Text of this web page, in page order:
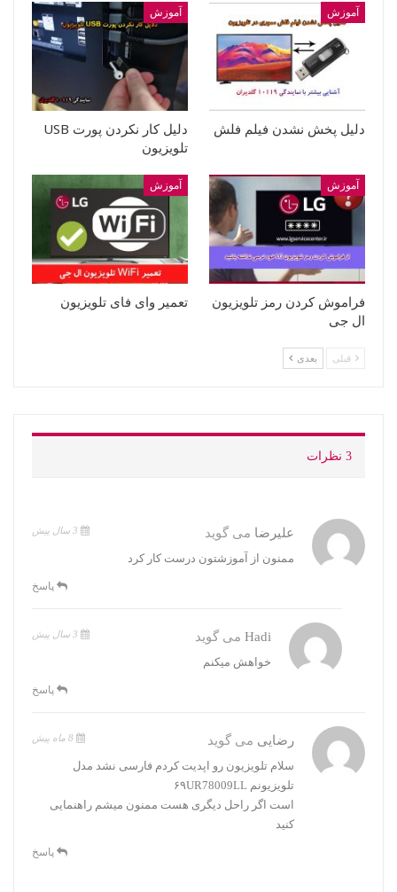
آموزش
دلیل پخش نشدن فیلم فلش
آموزش
دلیل کار نکردن پورت USB
تلویزیون
آموزش
فراموش کردن رمز تلویزیون
ال جی
آموزش
تعمیر وای فای تلویزیون
قبلی بعدی
3 نظرات
علیرضا می گوید
ممنون از آموزشتون درست کار کرد
پاسخ
Hadi می گوید
خواهش میکنم
پاسخ
رضایی می گوید
سلام تلویزیون رو اپدیت کردم فارسی نشد مدل
تلویزیونم ۶۹UR78009LL
است اگر راحل دیگری هست ممنون میشم راهنمایی
کنید
پاسخ